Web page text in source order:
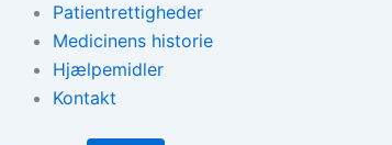
Patientrettigheder
Medicinens historie
Hjælpemidler
Kontakt